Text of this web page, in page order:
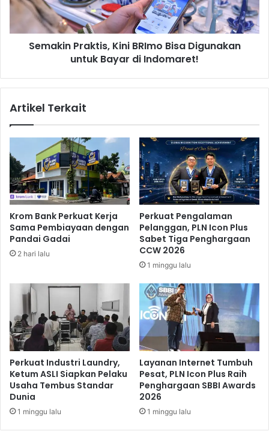
d
a
i
n
g
g
a
D
i
s
k
o
T
e
t
P
e
r
t
a
n
n
r
,
i
B
R
I
o
B
s
D
u
n
a
k
a
n
u
n
Semakin Praktis, Kini BRImo Bisa Digunakan
untuk Bayar di Indomaret!
Artikel Terkait
Krom Bank Perkuat Kerja
Sama Pembiayaan dengan
Pandai Gadai
2 hari lalu
Perkuat Pengalaman
Pelanggan, PLN Icon Plus
Sabet Tiga Penghargaan
CCW 2026
1 minggu lalu
Perkuat Industri Laundry,
Ketum ASLI Siapkan Pelaku
Usaha Tembus Standar
Dunia
1 minggu lalu
Layanan Internet Tumbuh
Pesat, PLN Icon Plus Raih
Penghargaan SBBI Awards
2026
1 minggu lalu